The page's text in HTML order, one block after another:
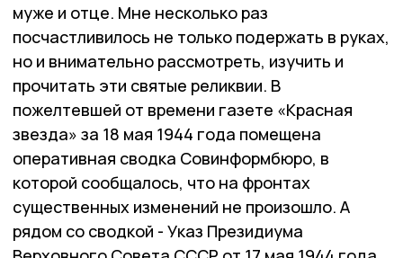
муже и отце. Мне несколько раз
посчастливилось не только подержать в руках,
но и внимательно рассмотреть, изучить и
прочитать эти святые реликвии. В
пожелтевшей от времени газете «Красная
звезда» за 18 мая 1944 года помещена
оперативная сводка Совинформбюро, в
которой сообщалось, что на фронтах
существенных изменений не произошло. А
рядом со сводкой - Указ Президиума